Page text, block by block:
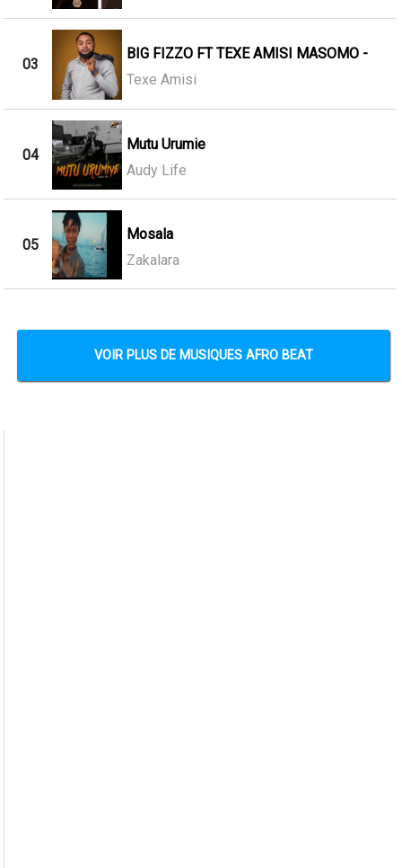
03
BIG FIZZO FT TEXE AMISI MASOMO -
Texe Amisi
04
Mutu Urumie
Audy Life
05
Mosala
Zakalara
VOIR PLUS DE MUSIQUES AFRO BEAT